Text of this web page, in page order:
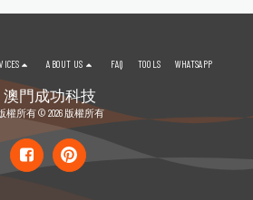
澳門成功科技
權所有 © 2026 版權所有
ABOUT US FAQ TOOLS WHATSAPP